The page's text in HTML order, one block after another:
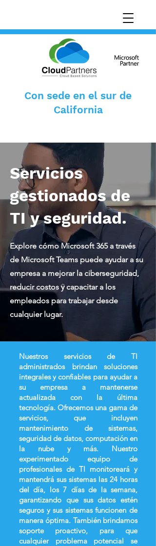
Con sede en el sur de
California
Servicios
gestionados de
TI y seguridad.
Explore cómo Microsoft 365 a través
de Microsoft Teams puede ayudar a su
empresa a mejorar la ciberseguridad,
reducir costos y capacitar a los
empleados para trabajar desde
cualquier lugar.
Nuestros servicios de TI
administrados brindan soluciones
integrales y confiables para ayudar a
su empresa a mantenerse
actualizada con la última
tecnología. Ofrecemos una gama de
servicios, que incluyen
mantenimiento de sistemas,
seguridad de datos, computación en
la nube y más. Nuestro
experimentado equipo de
profesionales de TI monitoreará y
mantendrá sus sistemas las 24 horas
del día, los 7 días de la semana,
garantizando que sus datos estén
seguros y sus sistemas funcionen de
manera óptima. También brindamos
soporte proactivo, para que
cualquier problema potencial se